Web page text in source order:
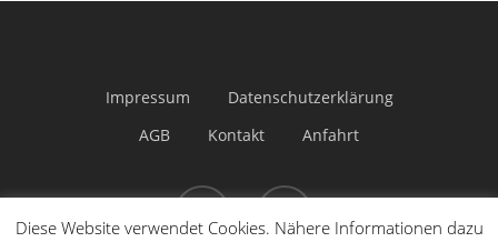
Impressum
Datenschutzerklärung
AGB
Kontakt Anfahrt
Diese Website verwendet Cookies. Nähere Informationen dazu